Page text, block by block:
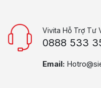
Vivita Hỗ Trợ Tư
0888 533
Email: